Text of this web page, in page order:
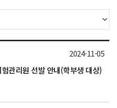
관리원 선발 안내(학부생 대상)
2024-11-05